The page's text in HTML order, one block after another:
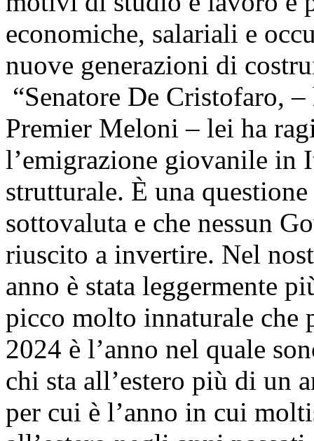
economiche, salariali e
nuove generazioni di
“Senatore De Cristofaro,
Premier Meloni – lei ha
l’emigrazione giovanile in
strutturale. È una
sottovaluta e che nessun
riuscito a invertire. Nel
anno è stata leggermente
picco molto innaturale che
2024 è l’anno nel quale
chi sta all’estero più di un
per cui è l’anno in cui